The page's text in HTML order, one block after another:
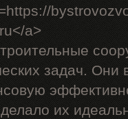
a>
задач. Они
их